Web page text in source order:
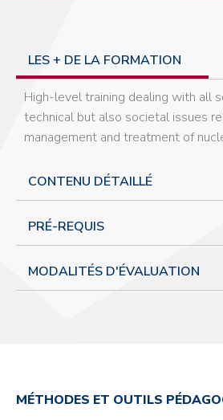
LES + DE LA FORMATION
High-level training dealing with all
technical but also societal issues
management and treatment of
CONTENU DÉTAILLÉ
PRÉ-REQUIS
MODALITÉS D'ÉVALUATION
MÉTHODES ET OUTILS